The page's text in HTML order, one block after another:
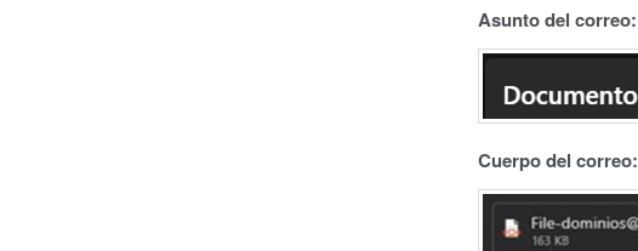
Asunto del correo:
Cuerpo del correo: